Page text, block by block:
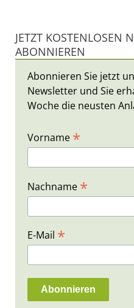
JETZT KOSTENLOSEN
ABONNIEREN
Abonnieren Sie jetzt
Newsletter und Sie
Woche die neusten
Vorname *
Nachname *
E-Mail *